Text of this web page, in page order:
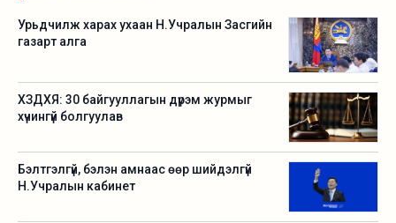
Урьдчилж харах ухаан Н.Учралын Засгийн
газарт алга
ХЗДХЯ: 30 байгууллагын дүрэм журмыг
хүчингүй болгуулав
Бэлтгэлгүй, бэлэн амнаас өөр шийдэлгүй
Н.Учралын кабинет